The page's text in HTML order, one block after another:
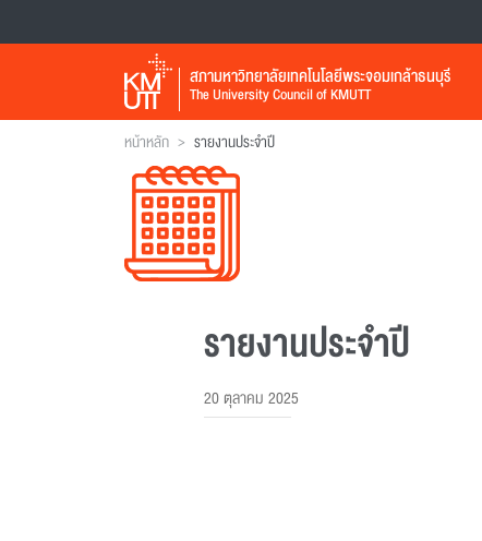
สภามหาวิทยาลัยเทคโนโลยีพระจอมเกล้าธนบุรี
The University Council of KMUTT
หน้าหลัก > รายงานประจำปี
รายงานประจำปี
20 ตุลาคม 2025